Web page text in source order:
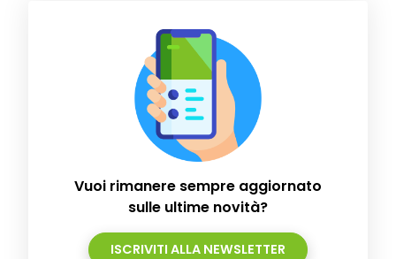
Vuoi rimanere sempre aggiornato
sulle ultime novità?
ISCRIVITI ALLA NEWSLETTER